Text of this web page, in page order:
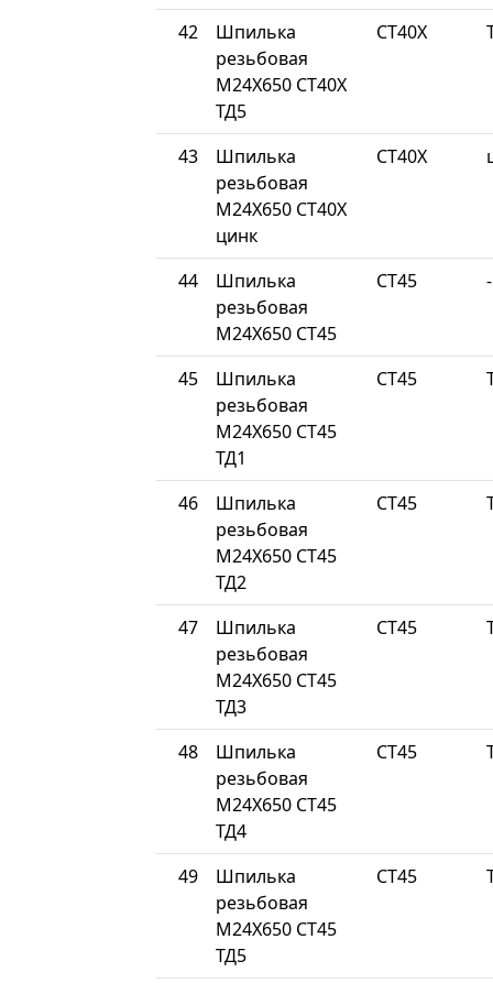
42
Шпилька
резьбовая
М24Х650 СТ40Х
ТД5
СТ40Х
43
Шпилька
резьбовая
М24Х650 СТ40Х
цинк
СТ40Х
44
Шпилька
резьбовая
М24Х650 СТ45
СТ45 -
45
Шпилька
резьбовая
М24Х650 СТ45
ТД1
СТ45
46
Шпилька
резьбовая
М24Х650 СТ45
ТД2
СТ45
47
Шпилька
резьбовая
М24Х650 СТ45
ТД3
СТ45
48
Шпилька
резьбовая
М24Х650 СТ45
ТД4
СТ45
49
Шпилька
резьбовая
М24Х650 СТ45
ТД5
СТ45